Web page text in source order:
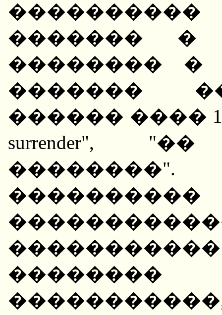
������� �
�������� �
�������
������ ����
surrender",